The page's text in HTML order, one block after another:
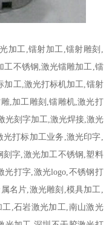
加工,镭射加工,镭射雕刻,
工不锈钢,激光镭雕加工,镭
加工,激光打标机加工,镭射
,加工雕刻,镭雕机,激光打
光刻字加工,激光焊接,激光
打标加工业务,激光印字,
字,激光加工不锈钢,塑料
光打字,激光logo,不锈钢打
名片,激光雕刻,模具加工,
,石岩激光加工,南山激光